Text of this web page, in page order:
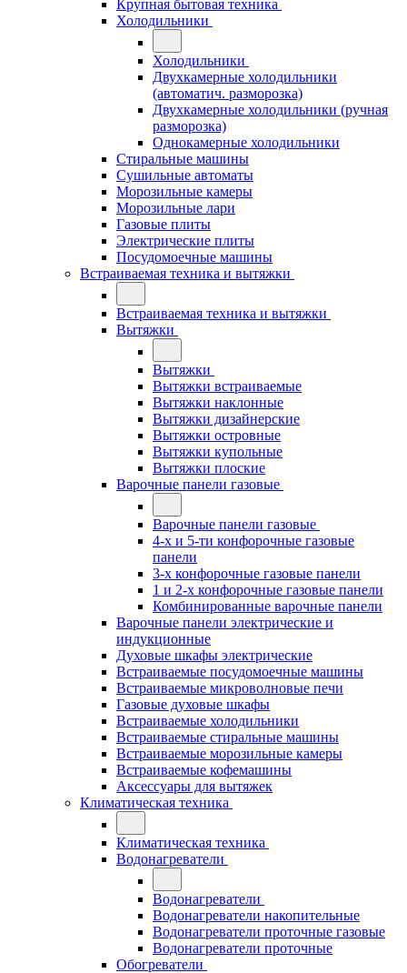
Крупная бытовая техника
Холодильники
Холодильники
Двухкамерные холодильники
(автоматич. разморозка)
Двухкамерные холодильники (ручная
разморозка)
Однокамерные холодильники
Стиральные машины
Сушильные автоматы
Морозильные камеры
Морозильные лари
Газовые плиты
Электрические плиты
Посудомоечные машины
Встраиваемая техника и вытяжки
Встраиваемая техника и вытяжки
Вытяжки
Вытяжки
Вытяжки встраиваемые
Вытяжки наклонные
Вытяжки дизайнерские
Вытяжки островные
Вытяжки купольные
Вытяжки плоские
Варочные панели газовые
Варочные панели газовые
4-х и 5-ти конфорочные газовые
панели
3-х конфорочные газовые панели
1 и 2-х конфорочные газовые панели
Комбинированные варочные панели
Варочные панели электрические и
индукционные
Духовые шкафы электрические
Встраиваемые посудомоечные машины
Встраиваемые микроволновые печи
Газовые духовые шкафы
Встраиваемые холодильники
Встраиваемые стиральные машины
Встраиваемые морозильные камеры
Встраиваемые кофемашины
Аксессуары для вытяжек
Климатическая техника
Климатическая техника
Водонагреватели
Водонагреватели
Водонагреватели накопительные
Водонагреватели проточные газовые
Водонагреватели проточные
Обогреватели